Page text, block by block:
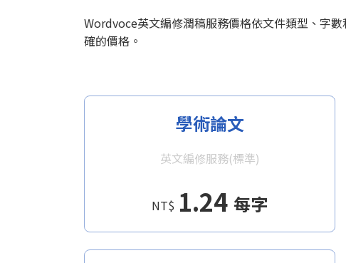
Wordvoce英文編修潤稿服務價格依文件類型、字
確的價格。
學術論文
英文編修服務(標準)
NT$ 1.24 每字